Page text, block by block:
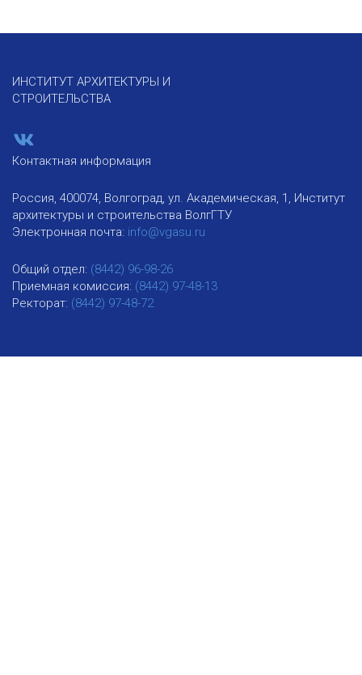
ИНСТИТУТ АРХИТЕКТУРЫ И
СТРОИТЕЛЬСТВА
Контактная информация
Россия, 400074, Волгоград, ул. Академическая, 1, Институт
архитектуры и строительства ВолгГТУ
Электронная почта: info@vgasu.ru
Общий отдел: (8442) 96-98-26
Приемная комиссия: (8442) 97-48-13
Ректорат: (8442) 97-48-72